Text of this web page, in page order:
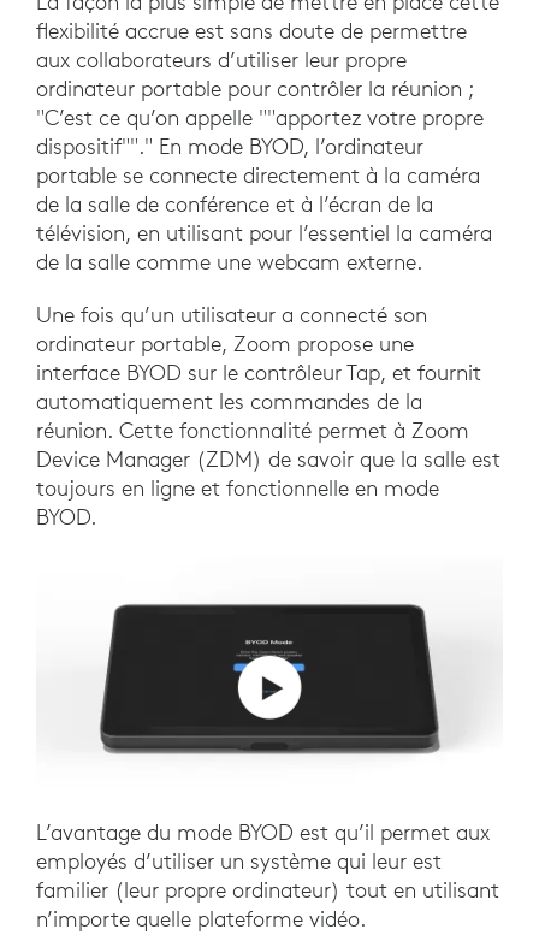
flexibilité accrue est sans doute de permettre
aux collaborateurs d’utiliser leur propre
ordinateur portable pour contrôler la réunion ;
"C’est ce qu’on appelle ""apportez votre propre
dispositif""." En mode BYOD, l’ordinateur
portable se connecte directement à la caméra
de la salle de conférence et à l’écran de la
télévision, en utilisant pour l’essentiel la caméra
de la salle comme une webcam externe.
Une fois qu’un utilisateur a connecté son
ordinateur portable, Zoom propose une
interface BYOD sur le contrôleur Tap, et fournit
automatiquement les commandes de la
réunion. Cette fonctionnalité permet à Zoom
Device Manager (ZDM) de savoir que la salle est
toujours en ligne et fonctionnelle en mode
BYOD.
L’avantage du mode BYOD est qu’il permet aux
employés d’utiliser un système qui leur est
familier (leur propre ordinateur) tout en utilisant
n’importe quelle plateforme vidéo.